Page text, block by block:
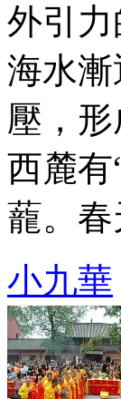
外引
海水
壓，
西麓
蘢。
小九華